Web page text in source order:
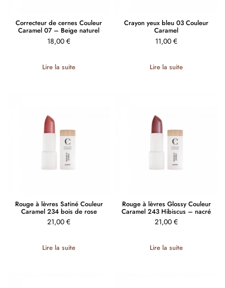
Correcteur de cernes Couleur
Caramel 07 – Beige naturel
18,00 €
Lire la suite
Crayon yeux bleu 03 Couleur
Caramel
11,00 €
Lire la suite
Rouge à lèvres Satiné Couleur
Caramel 234 bois de rose
21,00 €
Lire la suite
Rouge à lèvres Glossy Couleur
Caramel 243 Hibiscus – nacré
21,00 €
Lire la suite